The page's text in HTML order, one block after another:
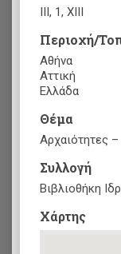
ΙΙΙ, 1, ΧΙΙΙ
Περιοχή/
Αθήνα
Αττική
Ελλάδα
Θέμα
Αρχαιότητες
Συλλογή
Βιβλιοθήκη
Xάρτης